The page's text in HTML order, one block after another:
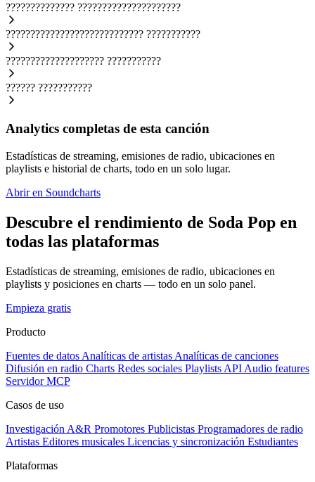
?????????????? ?????????????????????
???????????????????????????? ???????????
???????????????????? ???????????
?????? ???????????
Analytics completas de esta canción
Estadísticas de streaming, emisiones de radio, ubicaciones en
playlists e historial de charts, todo en un solo lugar.
Abrir en Soundcharts
Descubre el rendimiento de Soda Pop en
todas las plataformas
Estadísticas de streaming, emisiones de radio, ubicaciones en
playlists y posiciones en charts — todo en un solo panel.
Empieza gratis
Producto
Fuentes de datos Analíticas de artistas Analíticas de canciones
Difusión en radio Charts Redes sociales Playlists API Audio features
Servidor MCP
Casos de uso
Investigación A&R Promotores Publicistas Programadores de radio
Artistas Editores musicales Licencias y sincronización Estudiantes
Plataformas